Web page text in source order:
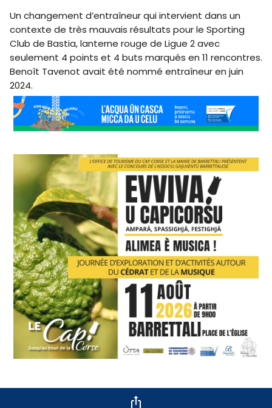
Un changement d’entraîneur qui intervient dans un
contexte de très mauvais résultats pour le Sporting
Club de Bastia, lanterne rouge de Ligue 2 avec
seulement 4 points et 4 buts marqués en 11 rencontres.
Benoît Tavenot avait été nommé entraîneur en juin
2024.